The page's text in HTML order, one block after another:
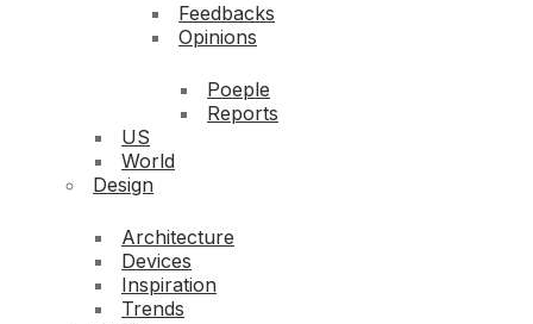
Feedbacks
Opinions
Poeple
Reports
US
World
Design
Architecture
Devices
Inspiration
Trends